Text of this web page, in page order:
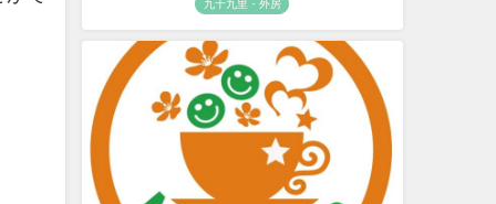
九十九里・外房